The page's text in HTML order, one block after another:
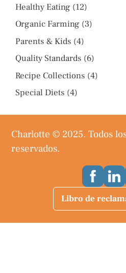
Healthy Eating (12)
Organic Farming (3)
Parents & Kids (4)
Quality Standards (6)
Recipe Collections (4)
Special Diets (4)
Charlotte © 2025. Todos
reservados.
Libro de